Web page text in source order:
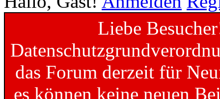
Liebe
das Forum derzeit für
es können keine neuen